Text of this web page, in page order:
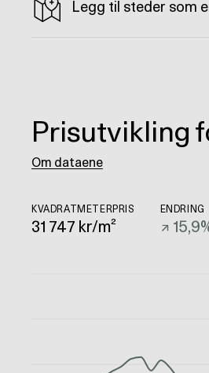
Legg til steder som
Prisutvikling
Om dataene
KVADRATMETERPRIS
31 747 kr/m²
ENDRING
↗ 15,9